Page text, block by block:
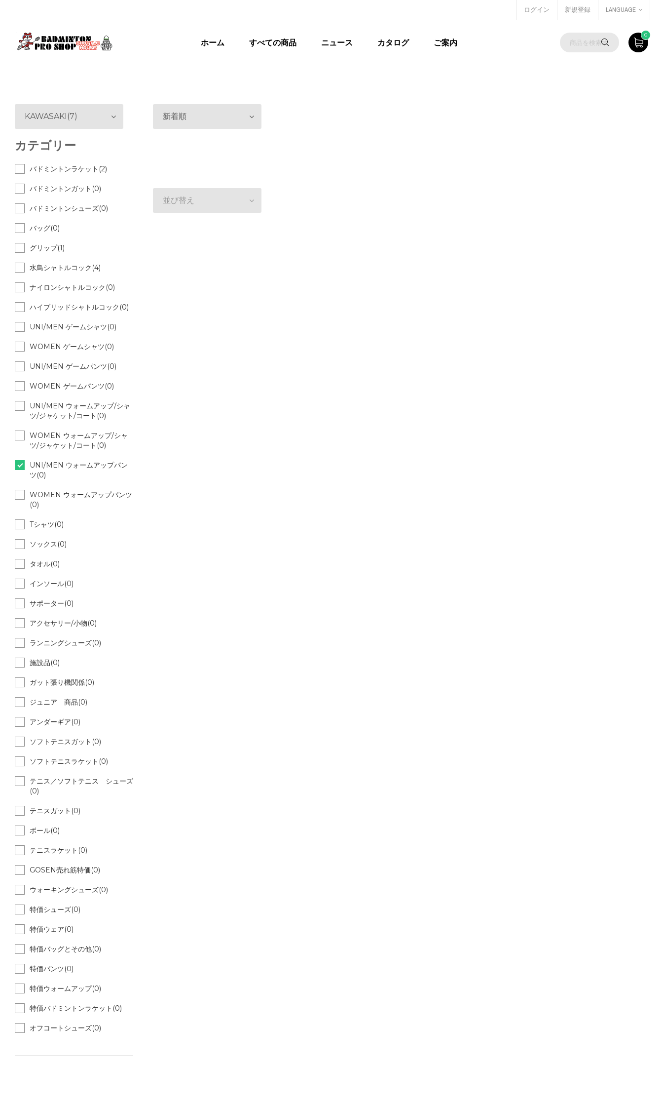
ログイン 新規登録 LANGUAGE
ホーム すべての商品 ニュース カタログ ご案内
0
新着順
並び替え
KAWASAKI(7)
カテゴリー
バドミントンラケット(2)
バドミントンガット(0)
バドミントンシューズ(0)
バッグ(0)
グリップ(1)
水鳥シャトルコック(4)
ナイロンシャトルコック(0)
ハイブリッドシャトルコック(0)
UNI/MEN ゲームシャツ(0)
WOMEN ゲームシャツ(0)
UNI/MEN ゲームパンツ(0)
WOMEN ゲームパンツ(0)
UNI/MEN ウォームアップ/シャ
ツ/ジャケット/コート(0)
WOMEN ウォームアップ/シャ
ツ/ジャケット/コート(0)
UNI/MEN ウォームアップパン
ツ(0)
WOMEN ウォームアップパンツ
(0)
Tシャツ(0)
ソックス(0)
タオル(0)
インソール(0)
サポーター(0)
アクセサリー/小物(0)
ランニングシューズ(0)
施設品(0)
ガット張り機関係(0)
ジュニア 商品(0)
アンダーギア(0)
ソフトテニスガット(0)
ソフトテニスラケット(0)
テニス／ソフトテニス シューズ
(0)
テニスガット(0)
ボール(0)
テニスラケット(0)
GOSEN売れ筋特価(0)
ウォーキングシューズ(0)
特価シューズ(0)
特価ウェア(0)
特価バッグとその他(0)
特価パンツ(0)
特価ウォームアップ(0)
特価バドミントンラケット(0)
オフコートシューズ(0)